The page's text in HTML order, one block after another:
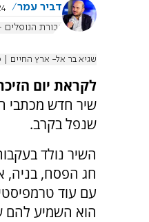
דביר עמר
גבורת הנופלים
שגיא בר אל- ארץ החיים |
לקראת יום
שיר חדש מכתבי
שנפל בקרב.
השיר נולד
חג הפסח, בניה,
עם עוד
הוא השמיע להם